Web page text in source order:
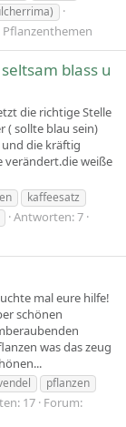
blass u
die richtige Stelle
( sollte blau sein)
die kräftig
verändert.die weiße
kaffeesatz
Antworten: 7
mal eure hilfe!
schönen
was das zeug
pflanzen
17 Forum: